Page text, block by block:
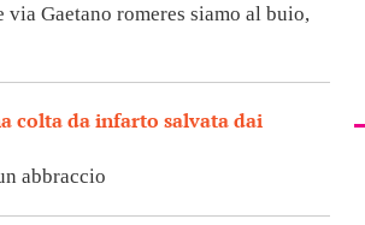
Gaetano romeres siamo al buio,
colta da infarto salvata dai
abbraccio